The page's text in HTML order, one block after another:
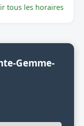
tous les horaires
Gemme-